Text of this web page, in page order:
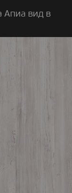
Апиа вид в